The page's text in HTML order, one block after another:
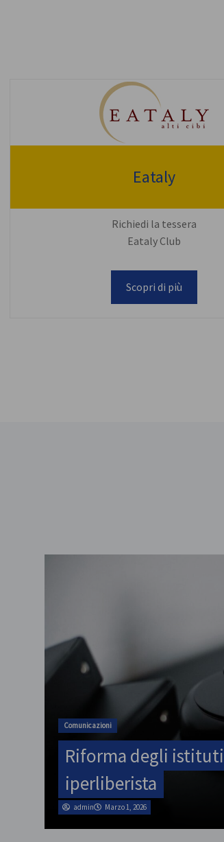
Eataly
Richiedi la tessera
Eataly Club
Scopri di più
Comunicazioni
Riforma degli
iperliberista
admin Marzo 1, 2026